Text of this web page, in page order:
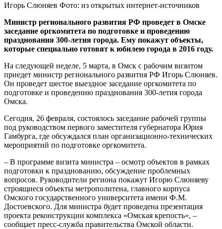
Игорь Слюняев Фото: из открытых интернет-источников
Министр регионального развития РФ проведет в Омске
заседание оргкомитета по подготовке и проведению
празднования 300-летия города. Ему покажут объекты,
которые специально готовят к юбилею города в 2016 году.
На следующей неделе, 5 марта, в Омск с рабочим визитом
приедет министр регионального развития РФ Игорь Слюняев.
Он проведет шестое выездное заседание оргкомитета по
подготовке и проведению празднования 300-летия города
Омска.
Сегодня, 26 февраля, состоялось заседание рабочей группы
под руководством первого заместителя губернатора Юрия
Гамбурга, где обсуждался план организационно-технических
мероприятий по подготовке оргкомитета.
– В программе визита министра – осмотр объектов в рамках
подготовки к празднованию, обсуждение проблемных
вопросов. Руководители региона покажут Игорю Слюняеву
строящиеся объекты метрополитена, главного корпуса
Омского государственного университета имени Ф.М.
Достоевского. Для министра будет проведена презентация
проекта реконструкции комплекса «Омская крепость», –
сообщает пресс-служба правительства Омской области.